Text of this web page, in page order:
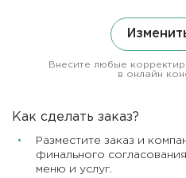
Внесите любые
в онлайн
Как сделать заказ?
Разместите заказ и
финального
меню и услуг.